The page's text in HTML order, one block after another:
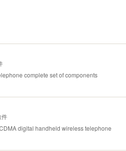
complete set of components
件
digital handheld wireless telephone